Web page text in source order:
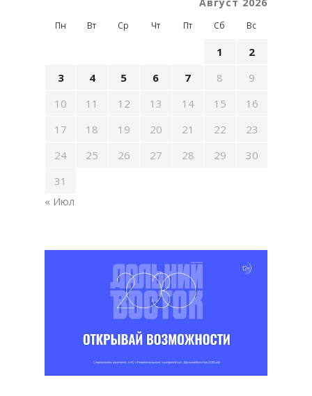
Пн Вт Ср Чт Пт Сб Вс
1
2
3
4 5 6 7 8
9
10
11 12 13 14 15
16
17
18 19 20 21 22
23
24
25 26 27 28 29
30
31
« Июл